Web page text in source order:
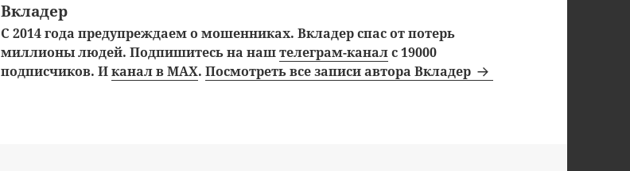
Вкладер
С 2014 года предупреждаем о мошенниках. Вкладер спас от потерь
миллионы людей. Подпишитесь на наштелеграм-каналс 19000
подписчиков. Иканал в MAX.Посмотреть все записи автора Вкладер